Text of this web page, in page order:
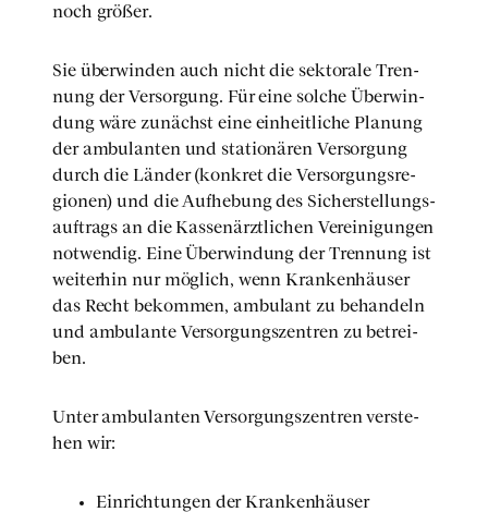
noch grö­ßer.
Sie über­win­den auch nicht die sek­to­ra­le Tren­
nung der Ver­sor­gung. Für eine sol­che Über­win­
dung wäre zunächst eine ein­heit­li­che Pla­nung
der ambu­lan­ten und sta­tio­nä­ren Ver­sor­gung
durch die Län­der (kon­kret die Ver­sor­gungs­re­
gio­nen) und die Auf­he­bung des Sicher­stel­lungs­
auf­trags an die Kas­sen­ärzt­li­chen Ver­ei­ni­gun­gen
not­wen­dig. Eine Über­win­dung der Tren­nung ist
wei­ter­hin nur mög­lich, wenn Kran­ken­häu­ser
das Recht bekom­men, ambu­lant zu behan­deln
und ambu­lan­te Ver­sor­gungs­zen­tren zu betrei­
ben.
Unter ambu­lan­ten Ver­sor­gungs­zen­tren ver­ste­
hen wir:
Ein­rich­tun­gen der Kran­ken­häu­ser